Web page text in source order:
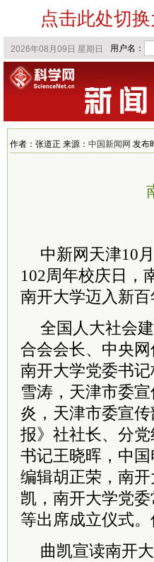
点击此处切
作者：张道正 来源： 中国新闻网 发布
中新网天津10
102周年校庆日，
南开大学迈入新
全国 人大社会
合会会长、中央
南开大学党委书记
雪涛，天津市委
炎，天津市委宣
报》社社长、分党
书记王晓晖，中
编辑胡正荣，南
凯，南开大学党委
等出席成立仪式。
曲凯宣读南开